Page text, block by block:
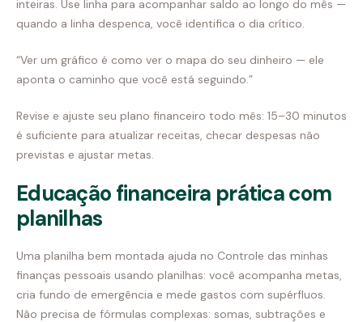
inteiras. Use linha para acompanhar saldo ao longo do mês —
quando a linha despenca, você identifica o dia crítico.
“Ver um gráfico é como ver o mapa do seu dinheiro — ele
aponta o caminho que você está seguindo.”
Revise e ajuste seu plano financeiro todo mês: 15–30 minutos
é suficiente para atualizar receitas, checar despesas não
previstas e ajustar metas.
Educação financeira prática com
planilhas
Uma planilha bem montada ajuda no Controle das minhas
finanças pessoais usando planilhas: você acompanha metas,
cria fundo de emergência e mede gastos com supérfluos.
Não precisa de fórmulas complexas: somas, subtrações e